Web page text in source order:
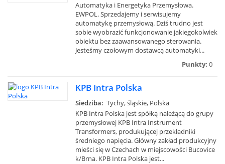
Automatyka i Energetyka Przemysłowa.
EWPOL. Sprzedajemy i serwisujemy
automatykę przemysłową. Dziś trudno jest
sobie wyobrazić funkcjonowanie jakiegokolwiek
obiektu bez zaawansowanego sterowania.
Jesteśmy czołowym dostawcą automatyki...
Punkty: 0
KPB Intra Polska
Siedziba: Tychy, śląskie, Polska
KPB Intra Polska jest spółką należącą do grupy
przemysłowej KPB Intra Instrument
Transformers, produkującej przekładniki
średniego napięcia. Główny zakład produkcyjny
mieści się w Czechach w miejscowości Bucovice
k/Brna. KPB Intra Polska jest...